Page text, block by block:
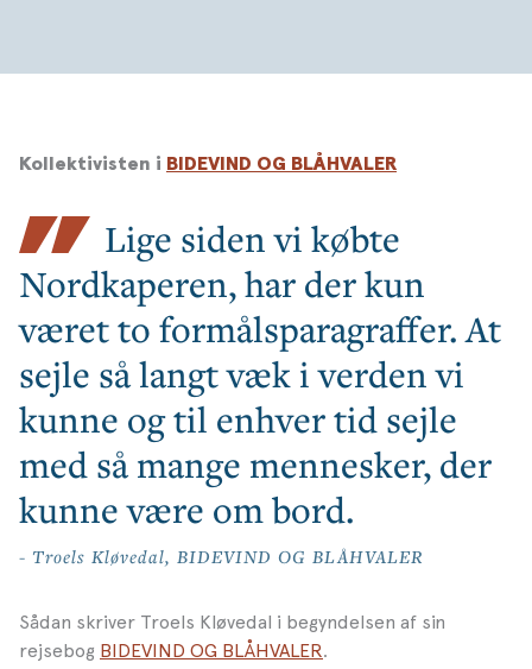
Kollektivisten i BIDEVIND OG BLÅHVALER
Lige siden vi købte
Nordkaperen, har der kun
været to formålsparagraffer. At
sejle så langt væk i verden vi
kunne og til enhver tid sejle
med så mange mennesker, der
kunne være om bord.
- Troels Kløvedal, BIDEVIND OG BLÅHVALER
Sådan skriver Troels Kløvedal i begyndelsen af sin
rejsebog BIDEVIND OG BLÅHVALER.